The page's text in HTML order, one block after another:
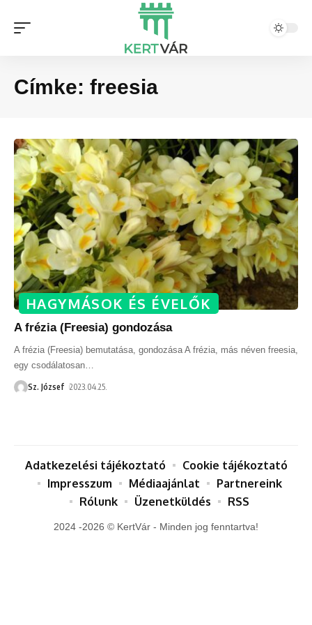
Címke: freesia
HAGYMÁSOK ÉS ÉVELŐK
A frézia (Freesia) gondozása
A frézia (Freesia) bemutatása, gondozása A frézia, más néven freesia,
egy csodálatosan
Sz. József 2023.04.25.
2024 -2026 © KertVár - Minden jog fenntartva!
Adatkezelési tájékoztató
Cookie tájékoztató
Impresszum
Médiaajánlat
Partnereink
Rólunk
Üzenetküldés RSS